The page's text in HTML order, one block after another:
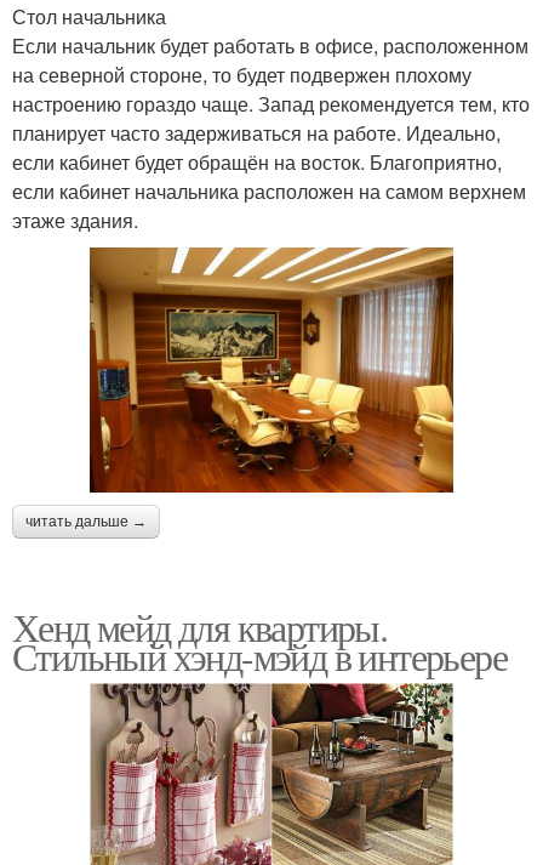
Стол начальника
Если начальник будет работать в офисе, расположенном
на северной стороне, то будет подвержен плохому
настроению гораздо чаще. Запад рекомендуется тем, кто
планирует часто задерживаться на работе. Идеально,
если кабинет будет обращён на восток. Благоприятно,
если кабинет начальника расположен на самом верхнем
этаже здания.
читать дальше →
Хенд мейд для квартиры.
Стильный хэнд-мэйд в интерьере